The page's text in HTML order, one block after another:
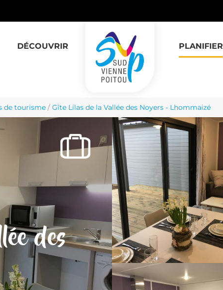
DÉCOUVRIR PLANIFIER
de tourisme / Gîte Lilas de la Vallée des Noyers - Lhommaizé
des